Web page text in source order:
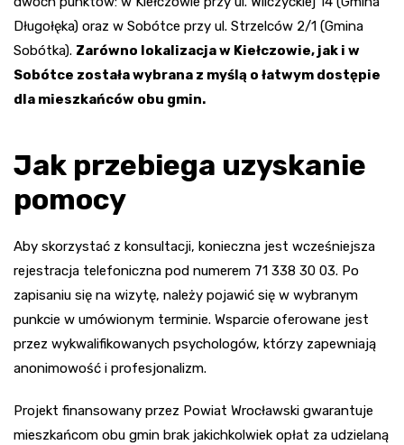
Długołęka) oraz w Sobótce przy ul. Strzelców 2/1 (Gmina
Sobótka). Zarówno lokalizacja w Kiełczowie, jak i w
Sobótce została wybrana z myślą o łatwym dostępie
dla mieszkańców obu gmin.
Jak przebiega uzyskanie
pomocy
Aby skorzystać z konsultacji, konieczna jest wcześniejsza
rejestracja telefoniczna pod numerem 71 338 30 03. Po
zapisaniu się na wizytę, należy pojawić się w wybranym
punkcie w umówionym terminie. Wsparcie oferowane jest
przez wykwalifikowanych psychologów, którzy zapewniają
anonimowość i profesjonalizm.
Projekt finansowany przez Powiat Wrocławski gwarantuje
mieszkańcom obu gmin brak jakichkolwiek opłat za udzielaną